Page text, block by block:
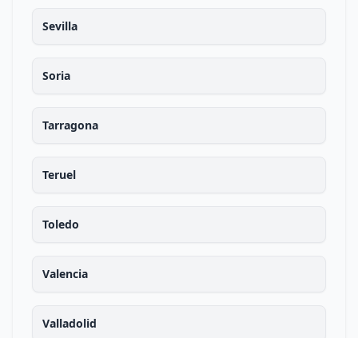
Sevilla
Soria
Tarragona
Teruel
Toledo
Valencia
Valladolid